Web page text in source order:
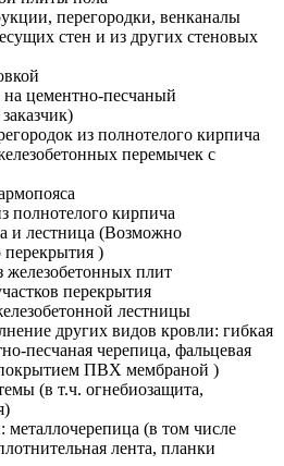
перегородки, венканалы
стен и из других стеновых
цементно-песчаный
из полнотелого кирпича
перемычек с
полнотелого кирпича
и лестница (Возможно
)
железобетонных плит
перекрытия
лестницы
других видов кровли: гибкая
песчаная черепица, фальцевая
покрытием ПВХ мембраной )
(в т.ч. огнебиозащита,
(в том числе
лента, планки